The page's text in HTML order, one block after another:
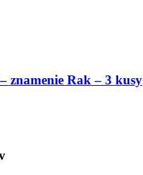
znamenie Rak – 3 kusy